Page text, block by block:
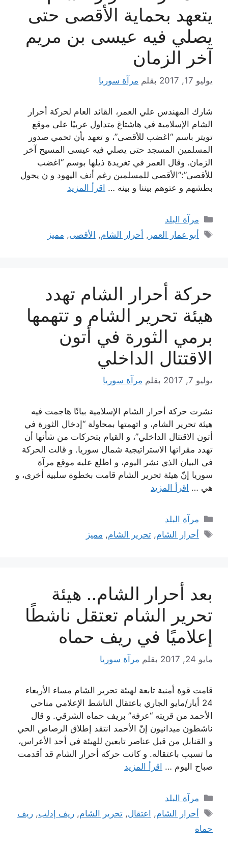
يتعهد بحماية الأقصى حتى
يصلي فيه عيسى بن مريم
آخر الزمان
يوليو 17, 2017 بقلم مرآة سوريا
شارك المهندس علي العمر، القائد العام لحركة أحرار
الشام الإسلامية في هاشتاغ متداول عربيًا على موقع
تويتر باسم “اغضب للأقصى”، و تعهد بأن تحمي صدور
المسلمين المسجد حتى يصلي فيه عيسى المسيح آخر
الزمان. وقال العمر في تغريدة ذيلها بوسم “اغضب
للأقصى”:”الأقصى للمسلمين رغم أنف اليهود و ن يحول
بطشهم و عتوهم بيننا و بينه … اقرأ المزيد
التصنيفات
مرآة البلد
الوسوم
أبو عمار العمر , أحرار الشام, الأقصى, مميز
حركة أحرار الشام تهدد
هيئة تحرير الشام و تتهمها
برمي الثورة في أتون
الاقتتال الداخلي
يوليو 7, 2017 بقلم مرآة سوريا
نشرت حركة أحرار الشام الإسلامية بيانًا هاجمت فيه
هيئة تحرير الشام، و اتهمتها بمحاولة “إدخال الثورة في
أتون الاقتتال الداخلي”، و القيام بتحركات من شأنها أن
تهدد مقراتها الاستراتيجية شمال سوريا. و قالت الحركة
في البيان الذي نشر اليوم، و اطلع عليه موقع مرآة
سوريا إنّ هيئة تحرير الشام قامت بخطوة سلبية أخرى، و
هي … اقرأ المزيد
التصنيفات
مرآة البلد
الوسوم
أحرار الشام,تحرير الشام, مميز
بعد أحرار الشام.. هيئة
تحرير الشام تعتقل ناشطًا
إعلاميًا في ريف حماه
مايو 24, 2017 بقلم مرآة سوريا
قامت قوة أمنية تابعة لهيئة تحرير الشام مساء الأربعاء
24 أيار/مايو الجاري باعتقال الناشط الإعلامي مناحي
الأحمد من قريته “عرفة” بريف حماه الشرقي. و قال
ناشطون ميدانيون إنّ الأحمد انتقد إطلاق الرصاص الحي
و القنابل من قبل عناصر تابعين للهيئة في أحد الأعراس،
ما تسبب باعتقاله. و كانت حركة أحرار الشام قد أقدمت
صباح اليوم … اقرأ المزيد
التصنيفات
مرآة البلد
الوسوم
أحرار الشام, اعتقال,تحرير الشام,ريف إدلب,ريف
حماه